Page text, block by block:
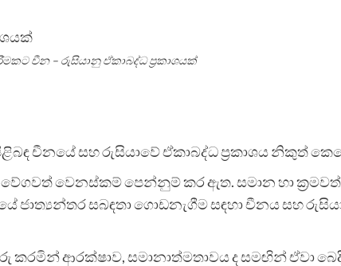
චීන – රුසියානු ඒකාබද්ධ ප්‍රකාශයක්
චීනයේ සහ රුසියාවේ ඒකාබද්ධ ප්‍රකාශය නිකුත්
වෙනස්කම් පෙන්නුම් කර ඇත. සමාන හා ක්‍රමවත්
සබඳතා ගොඩනැගීම සඳහා චීනය සහ
කරමින් ආරක්ෂාව, සමානාත්මතාවය ද සමඟින් ඒවා